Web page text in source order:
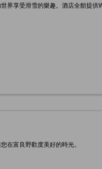
享受滑雪的樂趣。酒店全館提供
在富良野歡度美好的時光。